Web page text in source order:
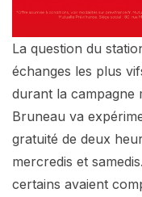
La question du
échanges les plus
durant la campagne
Bruneau va
gratuité de deux
mercredis et
certains avaient